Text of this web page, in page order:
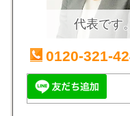
代表です。
0120-321-